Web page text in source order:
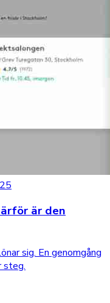
är den
sig. En genomgång
steg.